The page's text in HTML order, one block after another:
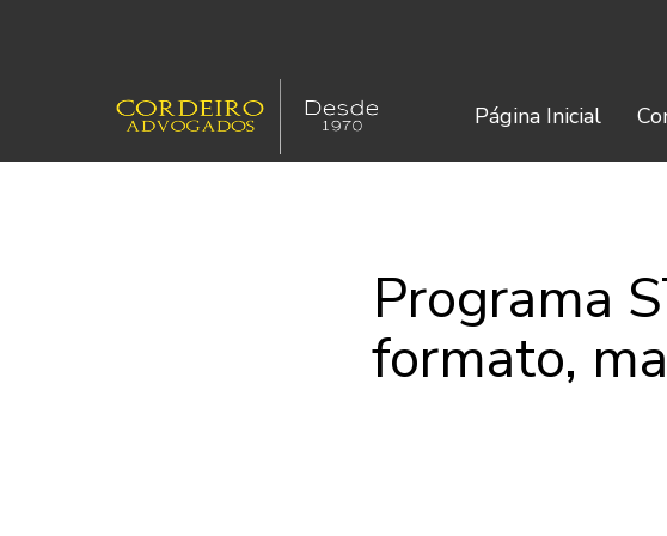
Página Inicial
Programa
formato,